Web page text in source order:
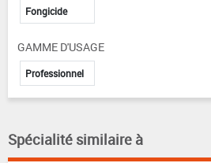
Fongicide
GAMME D'USAGE
Professionnel
Spécialité similaire à